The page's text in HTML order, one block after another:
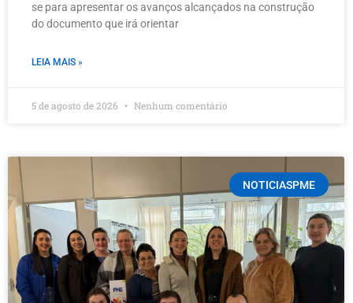
se para apresentar os avanços alcançados na construção
do documento que irá orientar
LEIA MAIS »
5 de agosto de 2026 Nenhum comentário
NOTICIASPME